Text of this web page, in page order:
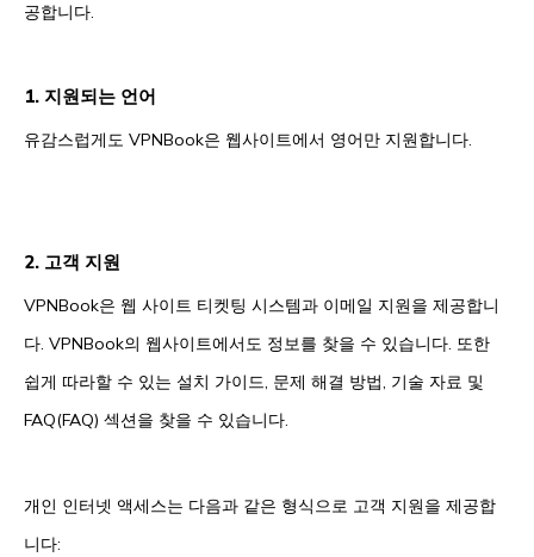
공합니다.
1. 지원되는 언어
유감스럽게도 VPNBook은 웹사이트에서 영어만 지원합니다.
2. 고객 지원
VPNBook은 웹 사이트 티켓팅 시스템과 이메일 지원을 제공합니
다. VPNBook의 웹사이트에서도 정보를 찾을 수 있습니다. 또한
쉽게 따라할 수 있는 설치 가이드, 문제 해결 방법, 기술 자료 및
FAQ(FAQ) 섹션을 찾을 수 있습니다.
개인 인터넷 액세스는 다음과 같은 형식으로 고객 지원을 제공합
니다: